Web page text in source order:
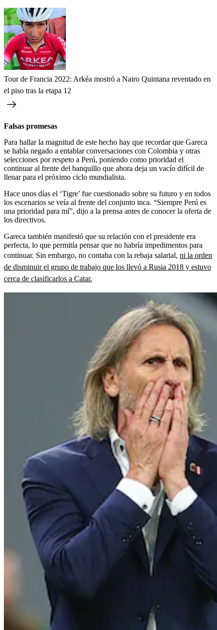
Tour de Francia 2022: Arkéa mostró a Nairo Quintana reventado en
el piso tras la etapa 12
Falsas promesas
Para hallar la magnitud de este hecho hay que recordar que Gareca
se había negado a entablar conversaciones con Colombia y otras
selecciones por respeto a Perú, poniendo como prioridad el
continuar al frente del banquillo que ahora deja un vacío difícil de
llenar para el próximo ciclo mundialista.
Hace unos días el ‘Tigre’ fue cuestionado sobre su futuro y en todos
los escenarios se veía al frente del conjunto inca. “Siempre Perú es
una prioridad para mí”, dijo a la prensa antes de conocer la oferta de
los directivos.
Gareca también manifestó que su relación con el presidente era
perfecta, lo que permitía pensar que no habría impedimentos para
continuar. Sin embargo, no contaba con la rebaja salarial, ni la orden
de disminuir el grupo de trabajo que los llevó a Rusia 2018 y estuvo
cerca de clasificarlos a Catar.